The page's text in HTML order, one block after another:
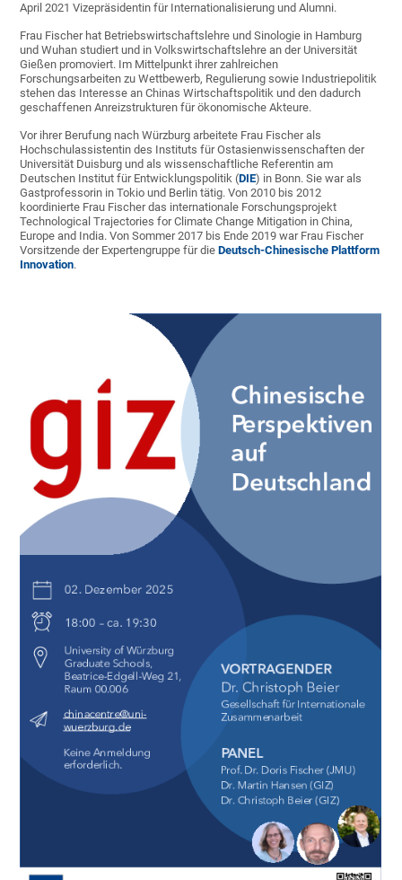
April 2021 Vizepräsidentin für Internationalisierung und Alumni.
Frau Fischer hat Betriebswirtschaftslehre und Sinologie in Hamburg
und Wuhan studiert und in Volkswirtschaftslehre an der Universität
Gießen promoviert. Im Mittelpunkt ihrer zahlreichen
Forschungsarbeiten zu Wettbewerb, Regulierung sowie Industriepolitik
stehen das Interesse an Chinas Wirtschaftspolitik und den dadurch
geschaffenen Anreizstrukturen für ökonomische Akteure.
Vor ihrer Berufung nach Würzburg arbeitete Frau Fischer als
Hochschulassistentin des Instituts für Ostasienwissenschaften der
Universität Duisburg und als wissenschaftliche Referentin am
Deutschen Institut für Entwicklungspolitik (DIE) in Bonn. Sie war als
Gastprofessorin in Tokio und Berlin tätig. Von 2010 bis 2012
koordinierte Frau Fischer das internationale Forschungsprojekt
Technological Trajectories for Climate Change Mitigation in China,
Europe and India. Von Sommer 2017 bis Ende 2019 war Frau Fischer
Vorsitzende der Expertengruppe für dieDeutsch-Chinesische Plattform
Innovation.